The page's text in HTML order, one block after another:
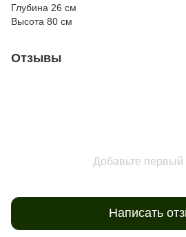
Глубина 26 см
Высота 80 см
Отзывы
Добавьте первый
Написать